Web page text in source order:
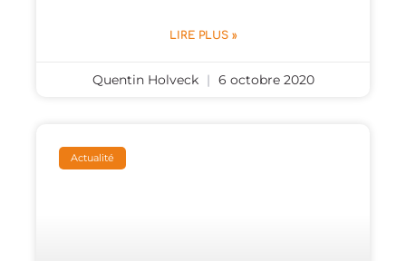
LIRE PLUS »
Quentin Holveck 6 octobre 2020
Actualité